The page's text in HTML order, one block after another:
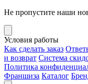
Не пропустите наши
Условия работы
Как сделать заказ
и возврат Система
Политика
Франшиза Каталог